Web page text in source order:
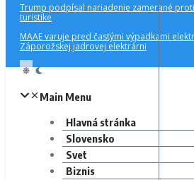
Trump podpísal nariadenie zamerané
turistike
MAAE varuje pred častými výpadkami
Záporožskej jadrovej elektrárni
Main Menu
Hlavná stránka
Slovensko
Svet
Biznis